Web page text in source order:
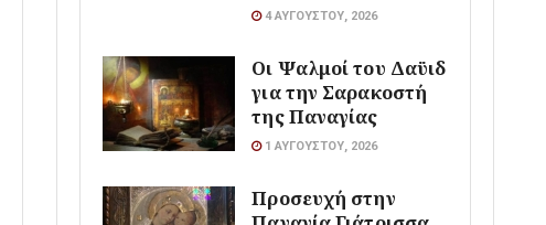
4 ΑΥΓΟΎΣΤΟΥ, 2026
Οι Ψαλμοί του Δαϋιδ
για την Σαρακοστή
της Παναγίας
1 ΑΥΓΟΎΣΤΟΥ, 2026
Προσευχή στην